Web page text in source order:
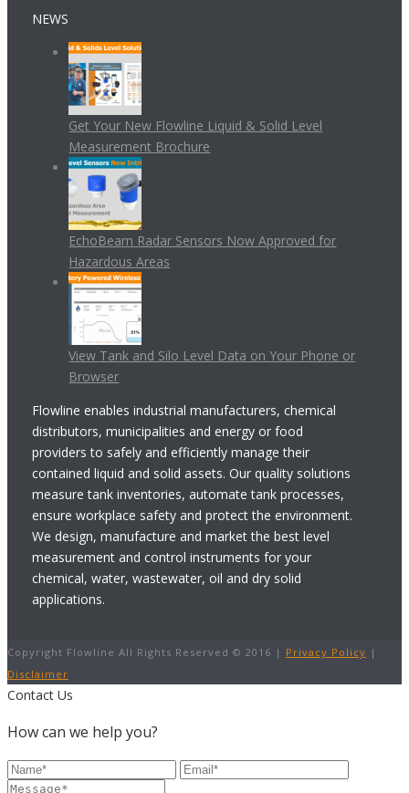
NEWS
Get Your New Flowline Liquid & Solid Level
Measurement Brochure
EchoBeam Radar Sensors Now Approved for
Hazardous Areas
View Tank and Silo Level Data on Your Phone or
Browser
Flowline enables industrial manufacturers, chemical
distributors, municipalities and energy or food
providers to safely and efficiently manage their
contained liquid and solid assets. Our quality solutions
measure tank inventories, automate tank processes,
ensure workplace safety and protect the environment.
We design, manufacture and market the best level
measurement and control instruments for your
chemical, water, wastewater, oil and dry solid
applications.
Copyright Flowline All Rights Reserved © 2016 | Privacy Policy |
Disclaimer
Contact Us
How can we help you?